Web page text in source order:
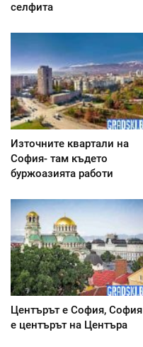
селфита
Източните квартали на
София- там където
буржоазията работи
Центърът е София, София
е центърът на Центъра